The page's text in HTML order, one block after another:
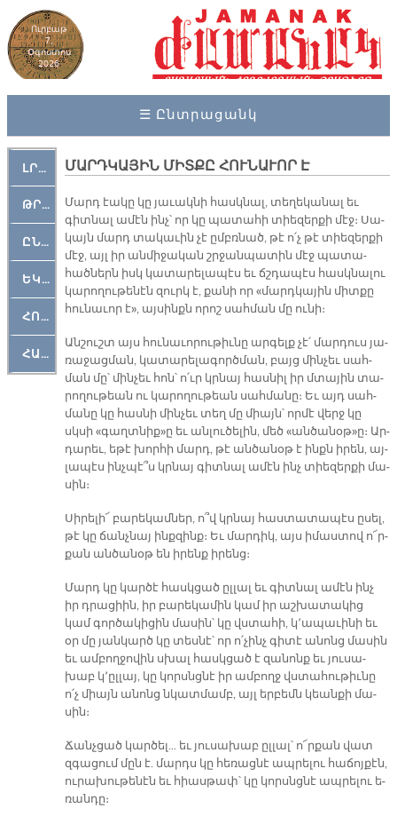
Ուրբաթ
7,
Օգոստոս
2026
☰ Ընտրացանկ
ԼՐԱՀՈՍ
ԹՐՔԱՀԱՅ ԿԵԱՆՔ
ԸՆԿԵՐԱՄՇԱԿՈՒԹԱՅԻՆ
ԵԿԵՂԵՑԱԿԱՆ
ՀՈԳԵՄՏԱՒՈՐ
ՀԱՐԹԱԿ
ՄԱՐԴԿԱՅԻՆ ՄԻՏՔԸ ՀՈՒՆԱՒՈՐ Է
Մարդ էա­կը կը յա­ւակ­նի հասկ­նալ, տե­ղե­կա­նալ եւ
գիտ­նալ ա­մէն ինչ՝ որ կը պա­տա­հի տիե­զեր­քի մէջ։ Սա­
կայն մարդ տա­կա­ւին չէ ըմբռ­նած, թէ ո՛չ թէ տիե­զեր­քի
մէջ, այլ իր ան­մի­ջա­կան շրջան­պա­տին մէջ պա­տա­
հած­ներն իսկ կա­տա­րե­լա­պէս եւ ճշդա­պէս հասկ­նա­լու
կա­րո­ղու­թե­նէն զուրկ է, քա­նի որ «մարդ­կա­յին միտ­քը
հու­նա­ւոր է», այ­սինքն ո­րոշ սահ­ման մը ու­նի։
Ան­շուշտ այս հու­նա­ւո­րու­թիւ­նը ար­գելք չէ՛ մար­դուս յա­
ռա­ջաց­ման, կա­տա­րե­լա­գործ­ման, բայց մին­չեւ սահ­
ման մը՝ մին­չեւ հոն՝ ո՛ւր կրնայ հաս­նիլ իր մտա­յին տա­
րո­ղու­թեան ու կա­րո­ղու­թեան սահ­մա­նը։ Եւ այդ սահ­
մա­նը կը հաս­նի մին­չեւ տեղ մը միայն՝ որ­մէ վերջ կը
սկսի «գաղտ­նիք»ը եւ ան­լու­ծե­լին, մեծ «ան­ծա­նօթ»ը։ Ար­
դա­րեւ, ե­թէ խոր­հի մարդ, թէ ան­ծա­նօթ է ինքն ի­րեն, այ­
լա­պէս ինչ­պէ՞ս կրնայ գիտ­նալ ա­մէն ինչ տիե­զեր­քի մա­
սին։
Սի­րե­լի՜ բա­րե­կամ­ներ, ո՞վ կրնայ հաս­տա­տա­պէս ը­սել,
թէ կը ճանչ­նայ ինք­զինք։ Եւ մար­դիկ, այս ի­մաս­տով ո՜ր­
քան ան­ծա­նօթ են ի­րենք ի­րենց։
Մարդ կը կար­ծէ հասկ­ցած ըլ­լալ եւ գիտ­նալ ա­մէն ինչ
իր դրա­ցիին, իր բա­րե­կա­մին կամ իր աշ­խա­տա­կից
կամ գոր­ծա­կի­ցին մա­սին՝ կը վստա­հի, կ՚ա­պա­ւի­նի եւ
օր մը յան­կարծ կը տես­նէ՝ որ ո՛­չինչ գի­տէ ա­նոնց մա­սին
եւ ամ­բող­ջո­վին սխալ հասկ­ցած է զա­նոնք եւ յու­սա­
խաբ կ՚ըլ­լայ, կը կորսնց­նէ իր ամ­բողջ վստա­հու­թիւ­նը
ո՛չ միայն ա­նոնց նկատ­մամբ, այլ եր­բեմն կեան­քի մա­
սին։
Ճանչ­ցած կար­ծել… եւ յու­սա­խաբ ըլ­լալ՝ ո՜ր­քան վատ
զգա­ցում մըն է. մարդս կը հե­ռաց­նէ ապ­րե­լու հա­ճոյ­քէն,
ու­րա­խու­թե­նէն եւ հիաս­թափ՝ կը կորսնց­նէ ապ­րե­լու ե­
ռան­դը։